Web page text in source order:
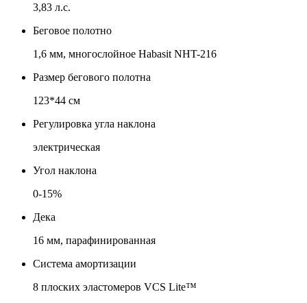
3,83 л.с.
Беговое полотно
1,6 мм, многослойное Habasit NНT-216
Размер бегового полотна
123*44 см
Регулировка угла наклона
электрическая
Угол наклона
0-15%
Дека
16 мм, парафинированная
Система амортизации
8 плоских эластомеров VCS Lite™